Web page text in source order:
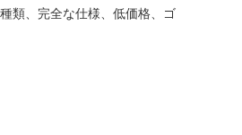
類、完全な仕様、低価格、ゴ